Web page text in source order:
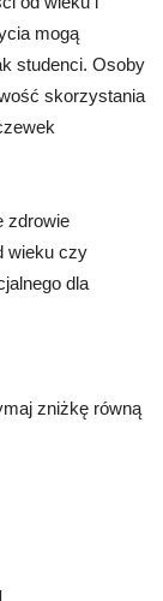
mogą
studenci. Osoby
skorzystania
zdrowie
wieku czy
dla
zniżkę równą